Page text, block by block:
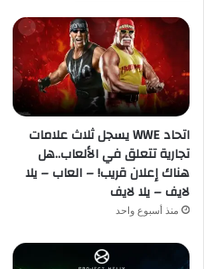
اتحاد WWE يسجل ثلاث علامات
تجارية تتعلق في الألعاب..هل
هناك إعلان قريب! – العاب – يلا
لايف – يلا لايف
منذ أسبوع واحد